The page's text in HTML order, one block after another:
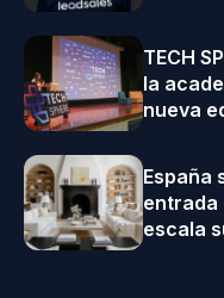
TECH
la
nueva
España
entrada
escala